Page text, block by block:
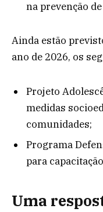
na prevenção
Ainda estão
ano de 2026, os
Projeto
medidas
comunidades;
Programa
para
Uma